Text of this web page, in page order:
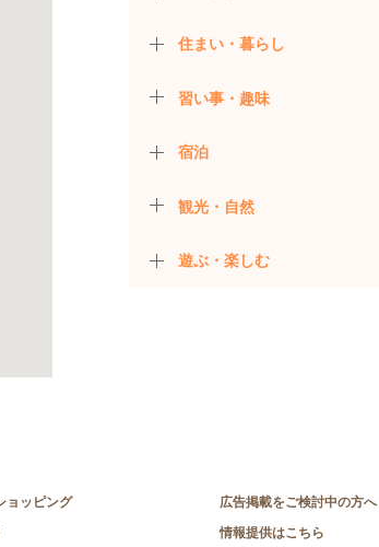
住まい・暮らし
習い事・趣味
宿泊
観光・自然
遊ぶ・楽しむ
ョッピング
広告掲載をご検討中の方へ
情報提供はこちら